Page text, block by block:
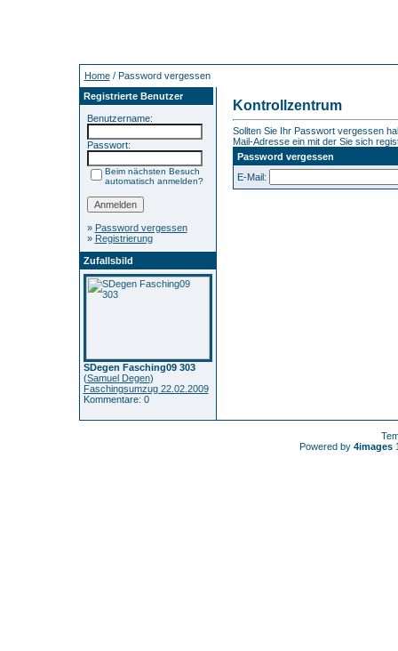
Home/ Password vergessen
Registrierte Benutzer
Benutzername:
Passwort:
Beim nächsten Besuch
automatisch anmelden?
» Password vergessen
» Registrierung
Zufallsbild
SDegen Fasching09 303
(Samuel Degen)
Faschingsumzug 22.02.2009
Kommentare: 0
Kontrollzentrum
Sollten Sie Ihr Passwort vergessen
Mail-Adresse ein mit der Sie sich
Password vergessen
E-Mail:
Powered by 4images